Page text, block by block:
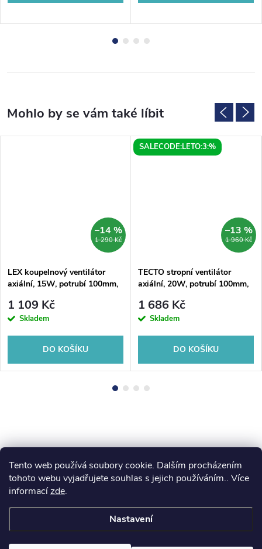
Tento web používá soubory cookie. Dalším procházením
tohoto webu vyjadřujete souhlas s jejich používáním.. Více
informacízde.
Nastavení
1 290 Kč
–14 %
LEX koupelnový ventilátor
axiální, 15W, potrubí 100mm,
1 109 Kč
Skladem
DO KOŠÍKU
SALECODE:LETO:3:%
1 960 Kč
–13 %
TECTO stropní ventilátor
axiální, 20W, potrubí 100mm,
1 686 Kč
Skladem
DO KOŠÍKU
Z
á
p
koupelny-sanita.cz kupelne-online.sk